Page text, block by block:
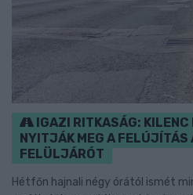
IGAZI RITKASÁG: KILENC
NYITJÁK MEG A
FELÜLJÁRÓT
Hétfőn hajnali négy órától ismét